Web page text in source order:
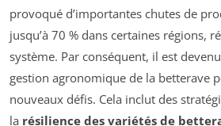
provoqué d’importantes chutes de
jusqu’à 70 % dans certaines régions,
système. Par conséquent, il est
gestion agronomique de la betterave
nouveaux défis. Cela inclut des
la résilience des variétés de